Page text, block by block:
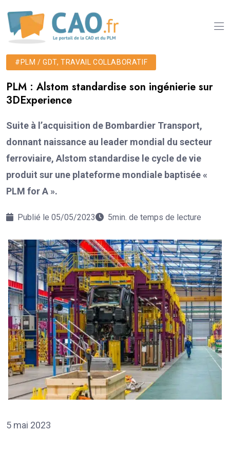
#PLM / GDT, TRAVAIL COLLABORATIF
PLM : Alstom standardise son ingénierie sur
3DExperience
Suite à l’acquisition de Bombardier Transport,
donnant naissance au leader mondial du secteur
ferroviaire, Alstom standardise le cycle de vie
produit sur une plateforme mondiale baptisée «
PLM for A ».
Publié le 05/05/2023 5min. de temps de lecture
5 mai 2023